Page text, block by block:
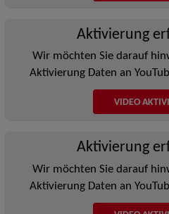
Aktivierung
Wir möchten Sie darauf
Aktivierung Daten an
VIDEO
Aktivierung
Wir möchten Sie darauf
Aktivierung Daten an